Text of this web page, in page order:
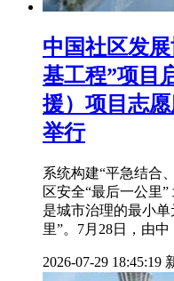
中国社区发
基工程”项目
援）项目志
举行
系统构建“平急结合
区安全“最后一公里
是城市治理的最小
里”。7月28日，由中
2026-07-29 18:45:19